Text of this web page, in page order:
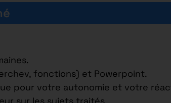
fonctions) et Powerpoint.
pour votre autonomie et votre
sur les sujets traités.